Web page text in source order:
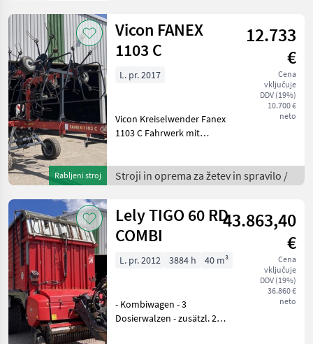
več brazd Obdelava tal Plug
Rabljeni stroj
Vicon FANEX
1103 C
12.733
€
Cena
vključuje
DDV (19%)
10.700 €
neto
L. pr. 2017
Vicon Kreiselwender Fanex
1103 C Fahrwerk mit
in oprema za žetev in
spravilo Vrtavkasti
Stroji in oprema za žetev in spravilo /
Lely TIGO 60 RD
COMBI
43.863,40
€
Cena
vključuje
DDV (19%)
36.860 €
neto
L. pr. 2012 3884 h 40 m³
- Kombiwagen - 3
Dosierwalzen - zusätzl. 2